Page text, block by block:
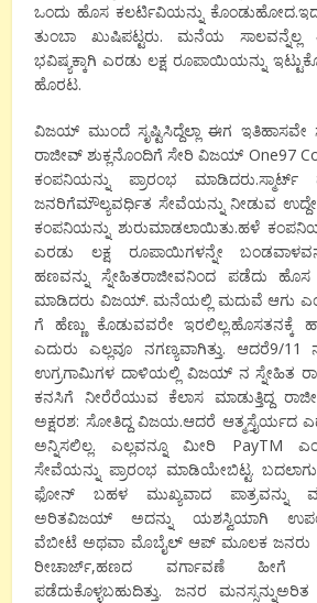
ಒಂದು ಹೊಸ ಕಲರ್ಟಿ‌ವಿಯನ್ನು
ತುಂಬಾ ಖುಷಿಪಟ್ಟರು. ಮನೆಯ
ಭವಿಷ್ಯಕ್ಕಾಗಿ ಎರಡು ಲಕ್ಷ ರೂಪಾಯಿಯನ್ನು
ಹೊರಟ.
ವಿಜಯ್ ಮುಂದೆ ಸೃಷ್ಟಿಸಿದ್ದೆಲ್ಲಾ ಈಗ ಇತಿಹಾಸವೇ
ರಾಜೀವ್ ಶುಕ್ಲನೊಂದಿಗೆ ಸೇರಿ ವಿಜಯ್ One97
ಕಂಪನಿಯನ್ನು ಪ್ರಾರಂಭ
ಜನರಿಗೆಮೌಲ್ಯವರ್ಧಿತ ಸೇವೆಯನ್ನು ನೀಡುವ
ಕಂಪನಿಯನ್ನು ಶುರುಮಾಡಲಾಯಿತು.ಹಳೆ
ಎರಡು ಲಕ್ಷ ರೂಪಾಯಿಗಳನ್ನೇ
ಹಣವನ್ನು ಸ್ನೇಹಿತರಾಜೀವನಿಂದ ಪಡೆದು ಹೊಸ
ಮಾಡಿದರು ವಿಜಯ್. ಮನೆಯಲ್ಲಿ ಮದುವೆ ಆಗು
ಗೆ ಹೆಣ್ಣು ಕೊಡುವವರೇ ಇರಲಿಲ್ಲ.ಹೊಸತನಕ್ಕೆ
ಎದುರು ಎಲ್ಲವೂ ನಗಣ್ಯವಾಗಿತ್ತು. ಆದರೆ9/11
ಉಗ್ರಗಾಮಿಗಳ ದಾಳಿಯಲ್ಲಿ ವಿಜಯ್ ನ ಸ್ನೇಹಿತ
ಕನಸಿಗೆ ನೀರೆರೆಯುವ ಕೆಲಾಸ ಮಾಡುತ್ತಿದ್ದ
ಅಕ್ಷರಶ: ಸೋತಿದ್ದ ವಿಜಯ.ಆದರೆ ಆತ್ಮಸ್ತೈರ್ಯದ
ಅನ್ನಿಸಲಿಲ್ಲ. ಎಲ್ಲವನ್ನೂ ಮೀರಿ PayTM
ಸೇವೆಯನ್ನು ಪ್ರಾರಂಭ ಮಾಡಿಯೇಬಿಟ್ಟ.
ಫೋನ್ ಬಹಳ ಮುಖ್ಯವಾದ ಪಾತ್ರವನ್ನು
ಅರಿತವಿಜಯ್ ಅದನ್ನು ಯಶಸ್ವಿಯಾಗಿ
ವೆಬೀಟೆ ಅಥವಾ ಮೊಬೈಲ್ ಆಪ್ ಮೂಲಕ ಜನರು
ರೀಚಾರ್ಜ್,ಹಣದ ವರ್ಗಾವಣೆ ಹೀಗೆ
ಪಡೆದುಕೊಳ್ಳಬಹುದಿತ್ತು. ಜನರ